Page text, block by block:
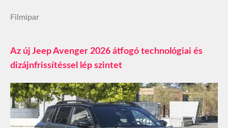
Filmipar
Az új Jeep Avenger 2026 átfogó technológiai és
dizájnfrissítéssel lép szintet